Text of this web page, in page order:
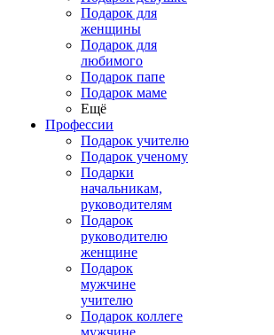
Подарок для
женщины
Подарок для
любимого
Подарок папе
Подарок маме
Ещё
Профессии
Подарок учителю
Подарок ученому
Подарки
начальникам,
руководителям
Подарок
руководителю
женщине
Подарок
мужчине
учителю
Подарок коллеге
мужчине